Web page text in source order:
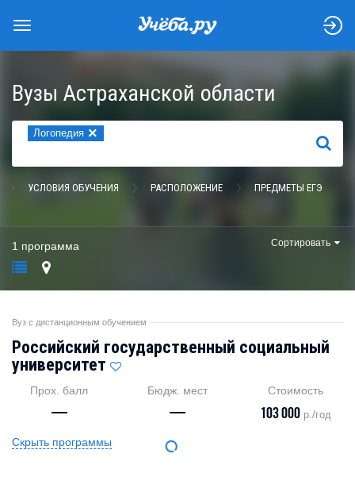
Вузы Астраханской области
Логопедия ×
НАЙТИ
УСЛОВИЯ ОБУЧЕНИЯ РАСПОЛОЖЕНИЕ ПРЕДМЕТЫ ЕГЭ
1 программа Сортировать
Вуз с дистанционным обучением
Российский государственный социальный
университет
Прох. балл
—
Бюдж. мест
—
Стоимость
103 000 р./год
Скрыть программы